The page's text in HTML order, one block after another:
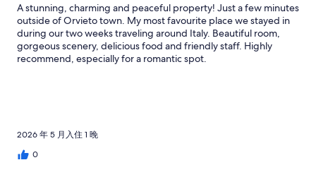
A stunning, charming and peaceful property! Just a few minutes
outside of Orvieto town. My most favourite place we stayed in
during our two weeks traveling around Italy. Beautiful room,
gorgeous scenery, delicious food and friendly staff. Highly
recommend, especially for a romantic spot.
2026 年 5 月入住 1 晚
0